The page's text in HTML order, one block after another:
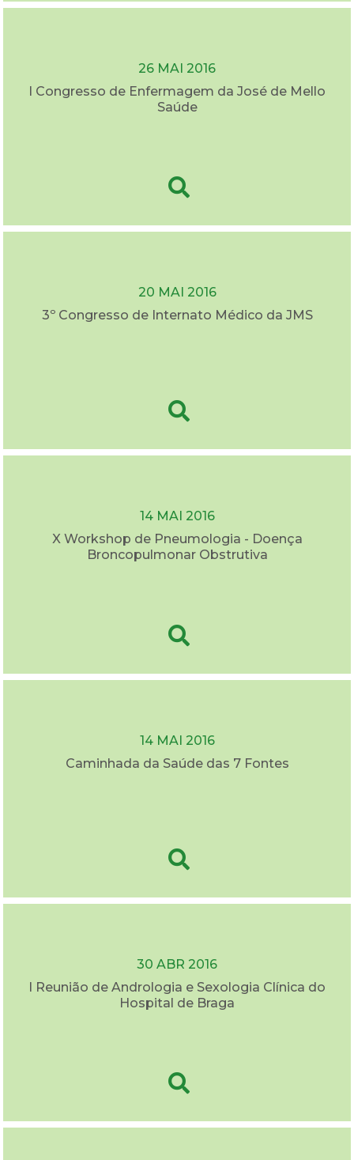
26 MAI 2016
I Congresso de Enfermagem da José de Mello
Saúde
20 MAI 2016
3º Congresso de Internato Médico da JMS
14 MAI 2016
X Workshop de Pneumologia - Doença
Broncopulmonar Obstrutiva
14 MAI 2016
Caminhada da Saúde das 7 Fontes
30 ABR 2016
I Reunião de Andrologia e Sexologia Clínica do
Hospital de Braga